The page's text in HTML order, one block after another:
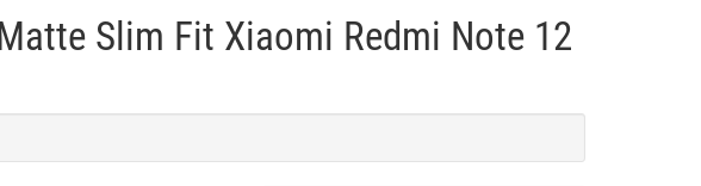
Slim Fit Xiaomi Redmi Note 12